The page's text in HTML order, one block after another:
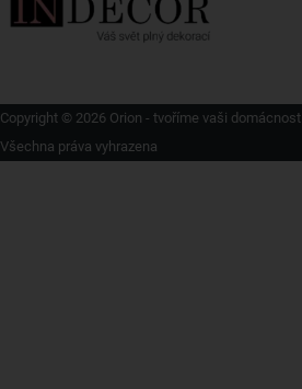
Copyright © 2026 Orion - tvoříme vaši domácnost
Všechna práva vyhrazena